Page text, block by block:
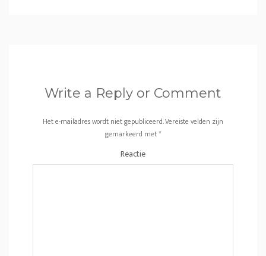
Write a Reply or Comment
Het e-mailadres wordt niet gepubliceerd.Vereiste velden zijn
gemarkeerd met*
Reactie